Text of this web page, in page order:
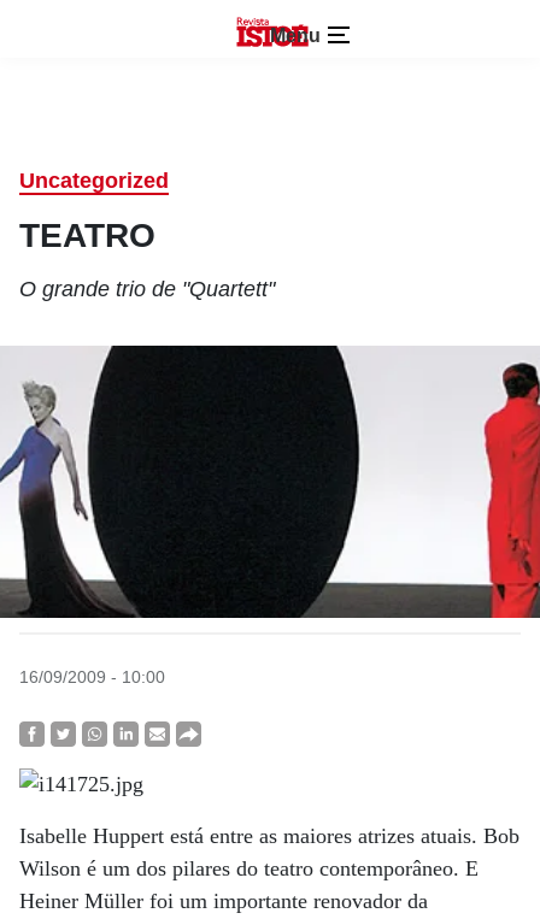
Menu
Uncategorized
TEATRO
O grande trio de "Quartett"
16/09/2009 - 10:00
Isabelle Huppert está entre as maiores atrizes atuais. Bob
Wilson é um dos pilares do teatro contemporâneo. E
Heiner Müller foi um importante renovador da